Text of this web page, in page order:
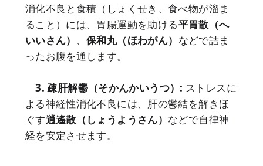
消化不良と食積（しょくせき、食べ物が溜ま
ること）には、胃腸運動を助ける平胃散（へ
いいさん） 、保和丸（ほわがん） などで詰ま
ったお腹を通します。
3. 疎肝解鬱（そかんかいうつ）: ストレスに
よる神経性消化不良には、肝の鬱結を解きほ
ぐす逍遙散（しょうようさん） などで自律神
経を安定させます。